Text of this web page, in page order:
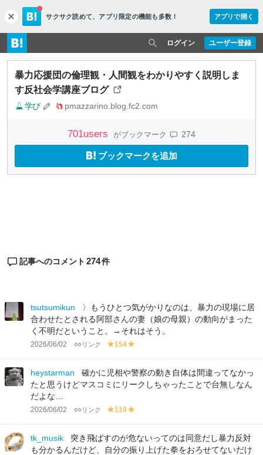
c
l
o
s
e
サクサク読めて、 アプリ限定の機能も多数！ アプリで開く
ユーザー登録
ログイン
暴力応援団の倫理観・人間観をわかりやすく説明しま
す反社会学講座ブログ
学び pmazzarino.blog.fc2.com
701users がブックマーク 274
ブックマークを追加
記事へのコメント 274件
tsutsumikun
〉もうひとつ気がかりなのは、暴力の現場に居
合わせたとされる阿部さんの妻（娘の母親）の動向がまった
く不明だということ。→それはそう。
2026/06/02 リンク
y
lo
w
154
lo
heystarman
確かに児相や警察の動き自体は間違ってなかっ
たと思うけどマスコミにリークしちゃったことで台無しなん
だよな…
2026/06/02 リンク
y
lo
w
110
lo
w
tk_musik
突き飛ばすのが危ないってのは同意だし暴力反対
も分かるんだけど、自分の振り上げた拳をおろせてないだけ